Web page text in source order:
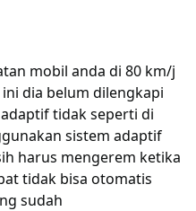
mobil anda di 80 km/j
dia belum dilengkapi
tidak seperti di
sistem adaptif
harus mengerem ketika
tidak bisa otomatis
sudah